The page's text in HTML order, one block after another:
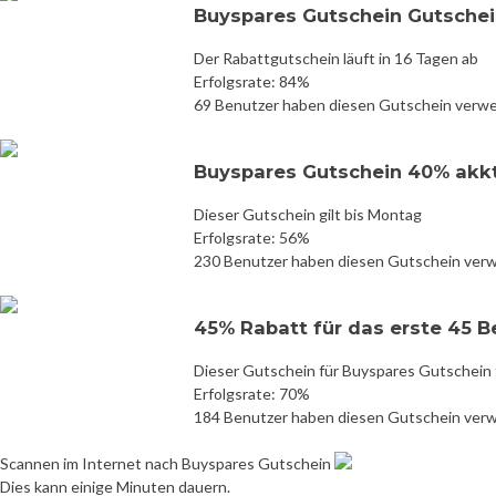
Buyspares Gutschein
Der Rabattgutschein läuft in 16 Tagen ab
Erfolgsrate: 84%
69 Benutzer haben diesen Gutschein
Buyspares Gutschein 40%
Dieser Gutschein gilt bis Montag
Erfolgsrate: 56%
230 Benutzer haben diesen Gutschein
45% Rabatt für das erste 45
Dieser Gutschein für Buyspares
Erfolgsrate: 70%
184 Benutzer haben diesen Gutschein
Scannen im Internet nach Buyspares Gutschein
Dies kann einige Minuten dauern.